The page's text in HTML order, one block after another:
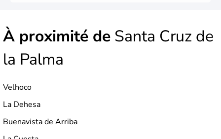
À proximité de Santa Cruz de
la Palma
Velhoco
La Dehesa
Buenavista de Arriba